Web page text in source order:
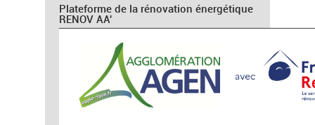
Plateforme de la rénovation énergétique
RENOV AA'